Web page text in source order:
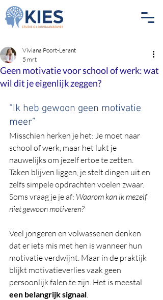
Geen motivatie voor school of werk: wat
wil dit je eigenlijk zeggen?
Viviana Poort-Lerant
5 mrt
“Ik heb gewoon geen motivatie
meer”
Misschien herken je het: Je moet naar
school of werk, maar het lukt je
nauwelijks om jezelf ertoe te zetten.
Taken blijven liggen, je stelt dingen uit en
zelfs simpele opdrachten voelen zwaar.
Soms vraag je je af: Waarom kan ik mezelf
niet gewoon motiveren?
Veel jongeren en volwassenen denken
dat er iets mis met hen is wanneer hun
motivatie verdwijnt. Maar in de praktijk
blijkt motivatieverlies vaak geen
persoonlijk falen te zijn. Het is meestal
een belangrijk signaal.